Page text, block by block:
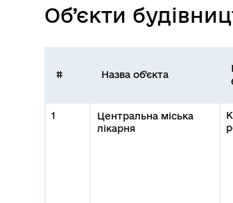
Об’єкти
# Назва об'єкта
1
Центральна міська
лікарня